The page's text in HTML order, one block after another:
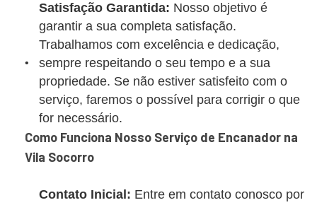
Satisfação Garantida: Nosso objetivo é
garantir a sua completa satisfação.
Trabalhamos com excelência e dedicação,
sempre respeitando o seu tempo e a sua
propriedade. Se não estiver satisfeito com o
serviço, faremos o possível para corrigir o que
for necessário.
Como Funciona Nosso Serviço de Encanador na
Vila Socorro
Contato Inicial: Entre em contato conosco por